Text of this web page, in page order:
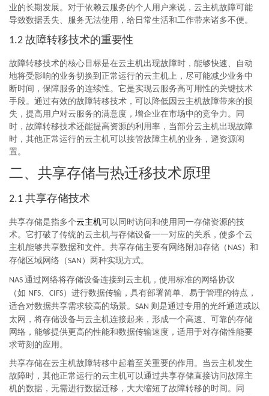
业的长期发展。对于依赖云服务的个人用户来说，云主机故障可能
导致数据丢失、服务无法使用，给日常生活和工作带来诸多不便。
1.2 故障转移技术的重要性
故障转移技术的核心目标是在云主机出现故障时，能够快速、自动
地将受影响的业务切换到正常运行的云主机上，尽可能减少业务中
断时间，保障服务的连续性。它是实现云服务高可用性的关键技术
手段。通过有效的故障转移技术，可以降低因云主机故障带来的损
失，提高用户对云服务的满意度，增企业在市场中的竞争力。同
时，故障转移技术还能提高资源的利用率，当部分云主机出现故障
时，其他正常运行的云主机可以接管故障主机的业务，避资源闲
置。
二、共享存储与热迁移技术原理
2.1 共享存储技术
共享存储是指多个云主机可以同时访问和使用同一存储资源的技
术。它打破了传统的云主机与存储设备一一对应的关系，使多个云
主机能够共享数据和文件。共享存储主要有网络附加存储（ NAS）和
存储区域网络（SAN ）两种实现方式。
NAS 通过网络将存储设备连接到云主机，使用标准的网络协议
（如 NFS、 CIFS）进行数据传输，具有部署简单、易于管理的特点，
适合对数据共享需求较高的场景。 SAN 则是通过专用的光纤通道或以
太网，将存储设备与云主机连接起来，形成一个高速、可靠的存储
网络，能够提供更高的性能和数据传输速度，适用于对存储性能要
求苛刻的应用。
共享存储在云主机故障转移中起着至关重要的作用。当云主机发生
故障时，其他正常运行的云主机可以通过共享存储直接访问故障主
机的数据，无需进行数据迁移，大大缩短了故障转移的时间。同